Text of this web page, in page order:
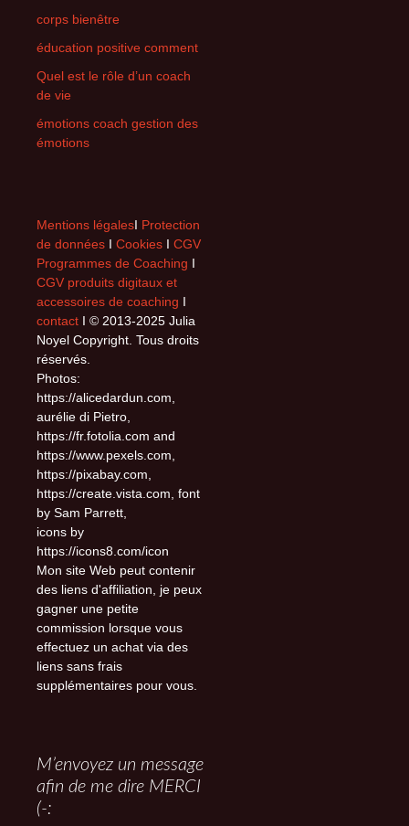
corps bienêtre
éducation positive comment
Quel est le rôle d’un coach
de vie
émotions coach gestion des
émotions
Mentions légalesI Protection
de données I Cookies I CGV
Programmes de Coaching I
CGV produits digitaux et
accessoires de coaching I
contact I © 2013-2025 Julia
Noyel Copyright. Tous droits
réservés.
Photos:
https://alicedardun.com,
aurélie di Pietro,
https://fr.fotolia.com and
https://www.pexels.com,
https://pixabay.com,
https://create.vista.com, font
by Sam Parrett,
icons by
https://icons8.com/icon
Mon site Web peut contenir
des liens d'affiliation, je peux
gagner une petite
commission lorsque vous
effectuez un achat via des
liens sans frais
supplémentaires pour vous.
M’envoyez un message
afin de me dire MERCI
(-: